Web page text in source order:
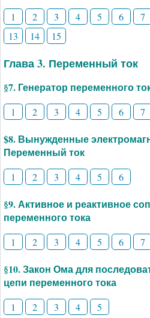
1 2 3 4 5 6 7
13
14 15
Глава 3. Переменный ток
§7. Генератор переменного
1 2 3 4 5 6 7
$8. Вынужденные
Переменный ток
1 2 3 4 5 6
§9. Активное и реактивное
переменного тока
1 2 3 4 5 6 7
§10. Закон Ома для
цепи переменного тока
1 2 3 4 5